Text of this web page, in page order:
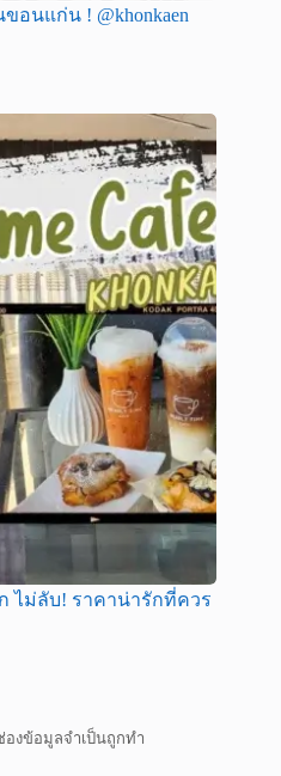
อนแก่น ! @khonkaen
ก ไม่ลับ! ราคาน่ารักที่ควร
องข้อมูลจำเป็นถูกทำ